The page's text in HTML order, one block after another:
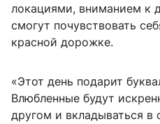
локациями, вниманием к
смогут почувствовать
красной дорожке.
«Этот день подарит
Влюбленные будут
другом и вкладываться в